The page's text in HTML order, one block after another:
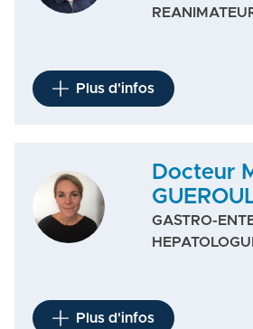
Plus d'infos
Docteur
GASTRO-
Plus d'infos